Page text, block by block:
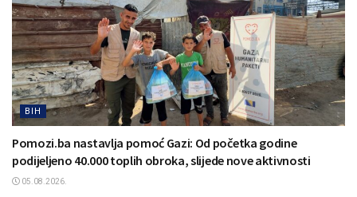
BIH
Pomozi.ba nastavlja pomoć Gazi: Od početka godine
podijeljeno 40.000 toplih obroka, slijede nove aktivnosti
05.08.2026.